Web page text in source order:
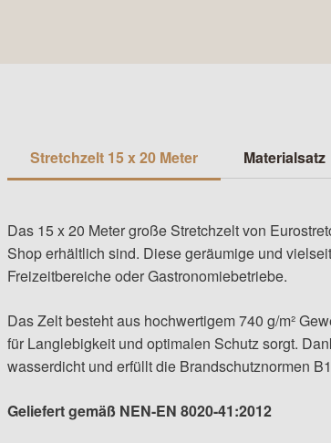
Stretchzelt 15 x 20 Meter Materialsatz
Das 15 x 20 Meter große Stretchzelt von
Shop erhältlich sind. Diese geräumige und
Freizeitbereiche oder Gastronomiebetriebe.
Das Zelt besteht aus hochwertigem 740 g/m²
für Langlebigkeit und optimalen Schutz sorgt.
wasserdicht und erfüllt die Brandschutznormen
Geliefert gemäß NEN-EN 8020-41:2012